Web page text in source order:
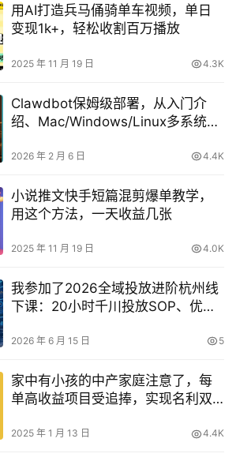
用AI打造兵马俑骑单车视频，单日
变现1k+，轻松收割百万播放
2025 年 11 月 19 日 4.3K
Clawdbot保姆级部署，从入门介
绍、Mac/Windows/Linux多系统安
覆盖
2026 年 2 月 6 日 4.4K
小说推文快手短篇混剪爆单教学，
用这个方法，一天收益几张
2025 年 11 月 19 日 4.0K
我参加了2026全域投放进阶杭州线
下课：20小时千川投放SOP、优化
2026 年 6 月 15 日 5
家中有小孩的中产家庭注意了，每
单高收益项目受追捧，实现名利双
2025 年 1 月 13 日 4.4K